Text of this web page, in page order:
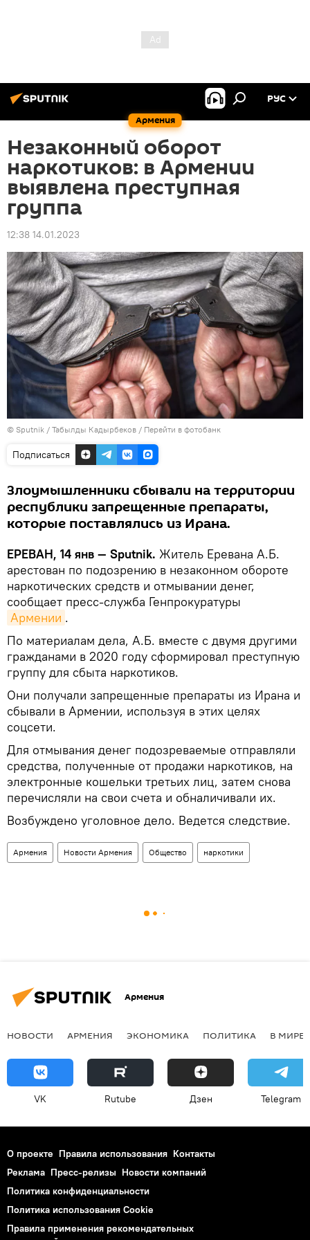
Армения
РУС
Незаконный оборот
наркотиков: в Армении
выявлена преступная
группа
12:38 14.01.2023
© Sputnik / Табылды Кадырбеков / Перейти в фотобанк
Подписаться
Злоумышленники сбывали на территории
республики запрещенные препараты,
которые поставлялись из Ирана.
ЕРЕВАН, 14 янв — Sputnik. Житель Еревана А.Б.
арестован по подозрению в незаконном обороте
наркотических средств и отмывании денег,
сообщает пресс-служба Генпрокуратуры
Армении .
По материалам дела, А.Б. вместе с двумя другими
гражданами в 2020 году сформировал преступную
группу для сбыта наркотиков.
Они получали запрещенные препараты из Ирана и
сбывали в Армении, используя в этих целях
соцсети.
Для отмывания денег подозреваемые отправляли
средства, полученные от продажи наркотиков, на
электронные кошельки третьих лиц, затем снова
перечисляли на свои счета и обналичивали их.
Возбуждено уголовное дело. Ведется следствие.
Армения Новости Армения Общество наркотики
Армения
НОВОСТИ АРМЕНИЯ ЭКОНОМИКА ПОЛИТИКА В МИРЕ
VK Rutube Дзен Telegram
О проекте Правила использования Контакты
Реклама Пресс-релизы Новости компаний
Политика конфиденциальности
Политика использования Cookie
Правила применения рекомендательных